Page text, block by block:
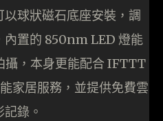
球狀磁石底座安裝，調
內置的 850nm LED 燈能
攝，本身更能配合 IFTTT
家居服務，並提供免費雲
錄。